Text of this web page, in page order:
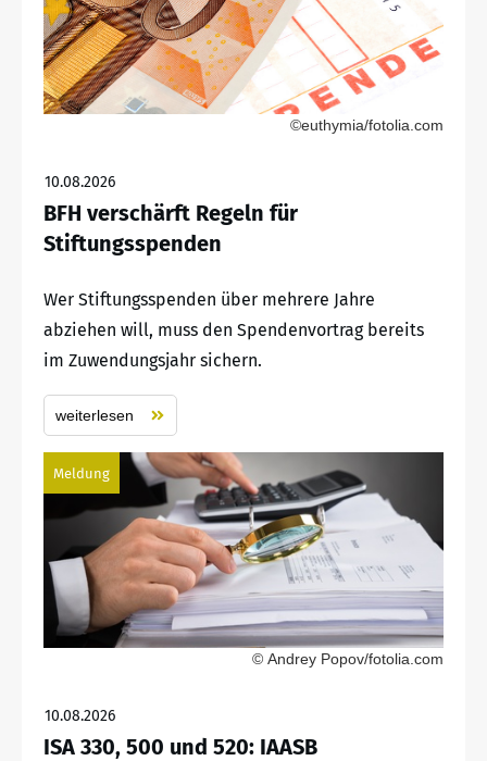
©euthymia/fotolia.com
10.08.2026
BFH verschärft Regeln für
Stiftungsspenden
Wer Stiftungsspenden über mehrere Jahre
abziehen will, muss den Spendenvortrag bereits
im Zuwendungsjahr sichern.
weiterlesen
Meldung
© Andrey Popov/fotolia.com
10.08.2026
ISA 330, 500 und 520: IAASB